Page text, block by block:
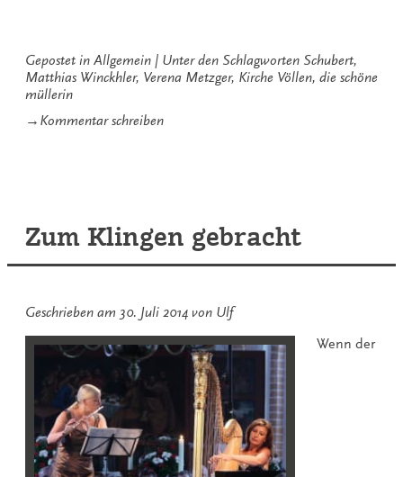
Völlen“
Gepostet in Allgemein Unter den Schlagworten Schubert,
Matthias Winckhler, Verena Metzger, Kirche Völlen, die schöne
müllerin
→ Kommentar schreibenzu
Zum Klingen gebracht
Geschrieben am 30. Juli 2014 von Ulf
Wenn der